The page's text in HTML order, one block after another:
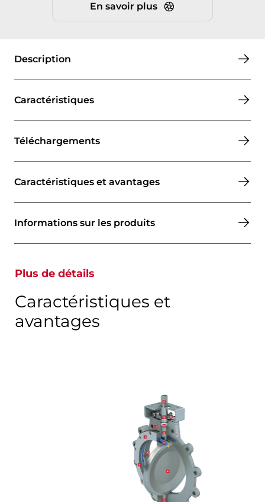
En savoir plus
Description
Caractéristiques
Téléchargements
Caractéristiques et avantages
Informations sur les produits
Plus de détails
Caractéristiques et
avantages